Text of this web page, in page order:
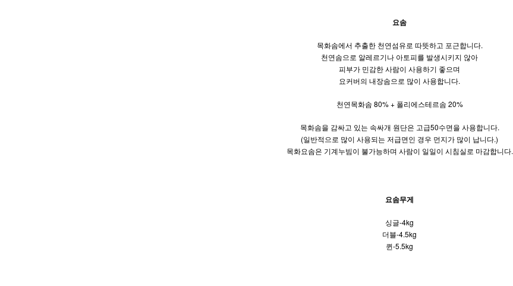
요솜
목화솜에서 추출한 천연섬유로 따뜻하고 포근합니다.
천연솜으로 알레르기나 아토피를 발생시키지 않아
피부가 민감한 사람이 사용하기 좋으며
요커버의 내장솜으로 많이 사용합니다.
천연목화솜 80% + 폴리에스테르솜 20%
목화솜을 감싸고 있는 속싸개 원단은 고급50수면을 사용합니다.
(일반적으로 많이 사용되는 저급면인 경우 먼지가 많이 납니다.)
목화요솜은 기계누빔이 불가능하며 사람이 일일이 시침실로 마감합니다.
요솜무게
싱글-4kg
더블-4.5kg
퀸-5.5kg